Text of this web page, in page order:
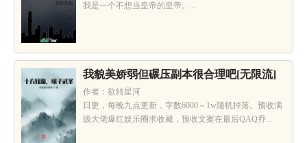
我是一个不想当皇帝的皇帝。...
我貌美娇弱但碾压副本很合理吧[无限流]
作者：欲转星河
日更，每晚九点更新，字数6000～1w随机掉落。预收满
级大佬爆红娱乐圈求收藏，预收文案在最后QAQ乔...